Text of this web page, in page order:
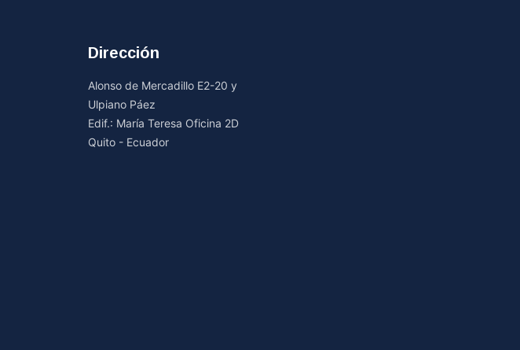
Dirección
Alonso de Mercadillo E2-20 y
Ulpiano Páez
Edif.: María Teresa Oficina 2D
Quito - Ecuador